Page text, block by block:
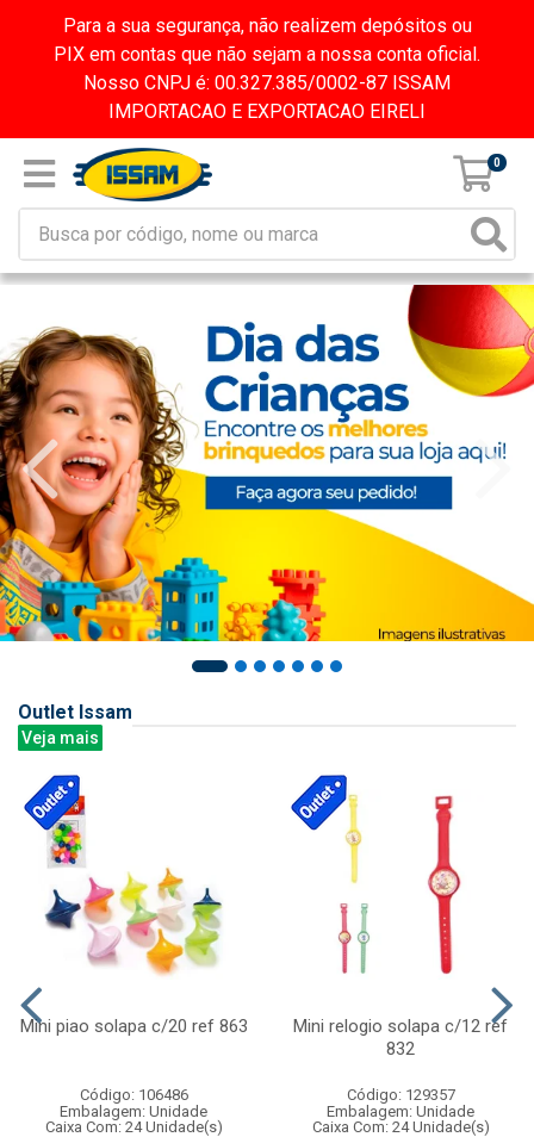
Para a sua segurança, não realizem depósitos ou
PIX em contas que não sejam a nossa conta oficial.
Nosso CNPJ é: 00.327.385/0002-87 ISSAM
IMPORTACAO E EXPORTACAO EIRELI
0
Outlet Issam
Veja mais
Mini piao solapa c/20 ref 863
Código: 106486
Embalagem: Unidade
Caixa Com: 24 Unidade(s)
Mini relogio solapa c/12 ref
832
Código: 129357
Embalagem: Unidade
Caixa Com: 24 Unidade(s)